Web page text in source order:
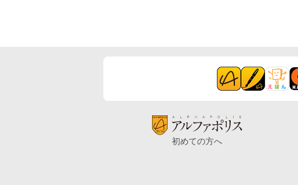
初めての方へ